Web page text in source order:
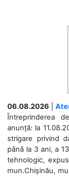
06.08.2026
Întreprinderea
anunță: la
strigare privind
până la 3 ani, a
tehnologic,
mun.Chișinău,